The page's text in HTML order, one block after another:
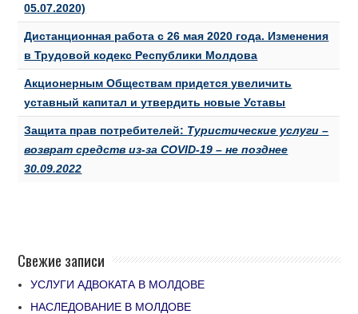
05.07.2020)
Дистанционная работа с 26 мая 2020 года. Изменения
в Трудовой кодекс Республики Молдова
Акционерным Обществам придется увеличить
уставный капитал и утвердить новые Уставы
Защита прав потребителей: Туристические услуги –
возврат средств из-за COVID-19 – не позднее
30.09.2022
Свежие записи
УСЛУГИ АДВОКАТА В МОЛДОВЕ
НАСЛЕДОВАНИЕ В МОЛДОВЕ